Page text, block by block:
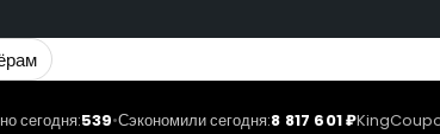
сегодня:539•Сэкономили сегодня:8 817 601 ₽